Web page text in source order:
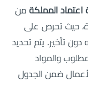
المملكة من
حيث تحرص على
تأخير. يتم تحديد
والمواد
ضمن الجدول